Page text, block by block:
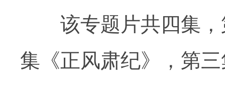
该专题片共四集，
集《正风肃纪》，第